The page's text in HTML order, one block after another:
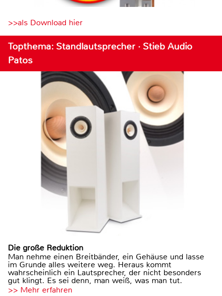
>>als Download hier
Topthema: Standlautsprecher · Stieb Audio
Patos
Die große Reduktion
Man nehme einen Breitbänder, ein Gehäuse und lasse
im Grunde alles weitere weg. Heraus kommt
wahrscheinlich ein Lautsprecher, der nicht besonders
gut klingt. Es sei denn, man weiß, was man tut.
>> Mehr erfahren